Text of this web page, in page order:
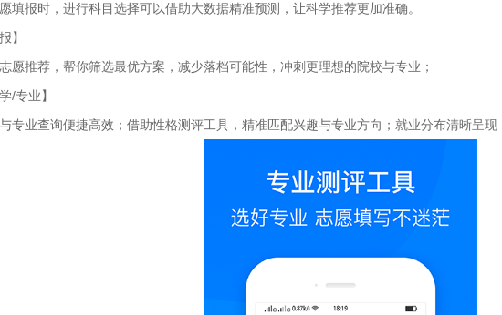
填报时，进行科目选择可以借助大数据精准预测，让科学推荐更加准确。
】
愿推荐，帮你筛选最优方案，减少落档可能性，冲刺更理想的院校与专业；
/专业】
专业查询便捷高效；借助性格测评工具，精准匹配兴趣与专业方向；就业分布清晰呈现